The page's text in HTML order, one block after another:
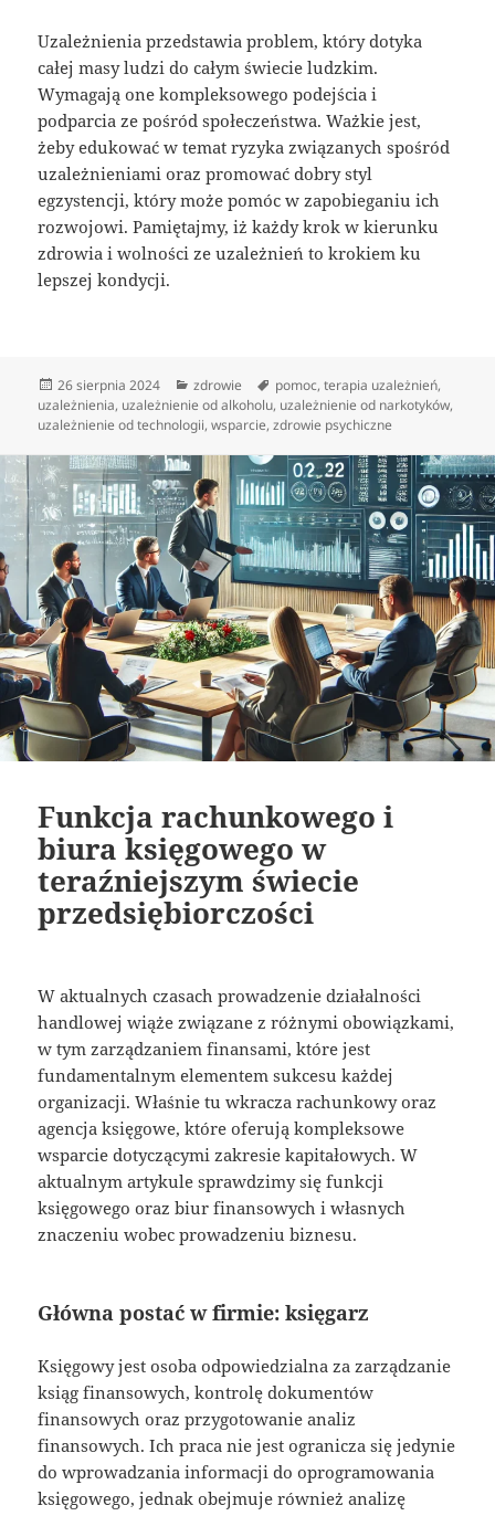
Uzależnienia przedstawia problem, który dotyka
całej masy ludzi do całym świecie ludzkim.
Wymagają one kompleksowego podejścia i
podparcia ze pośród społeczeństwa. Ważkie jest,
żeby edukować w temat ryzyka związanych spośród
uzależnieniami oraz promować dobry styl
egzystencji, który może pomóc w zapobieganiu ich
rozwojowi. Pamiętajmy, iż każdy krok w kierunku
zdrowia i wolności ze uzależnień to krokiem ku
lepszej kondycji.
Data
publikacji
26 sierpnia 2024 Kategorie
zdrowie Tagi
pomoc,terapia uzależnień,
uzależnienia, uzależnienie od alkoholu, uzależnienie od narkotyków,
uzależnienie od technologii,wsparcie,zdrowie psychiczne
Funkcja rachunkowego i
biura księgowego w
teraźniejszym świecie
przedsiębiorczości
W aktualnych czasach prowadzenie działalności
handlowej wiąże związane z różnymi obowiązkami,
w tym zarządzaniem finansami, które jest
fundamentalnym elementem sukcesu każdej
organizacji. Właśnie tu wkracza rachunkowy oraz
agencja księgowe, które oferują kompleksowe
wsparcie dotyczącymi zakresie kapitałowych. W
aktualnym artykule sprawdzimy się funkcji
księgowego oraz biur finansowych i własnych
znaczeniu wobec prowadzeniu biznesu.
Główna postać w firmie: księgarz
Księgowy jest osoba odpowiedzialna za zarządzanie
ksiąg finansowych, kontrolę dokumentów
finansowych oraz przygotowanie analiz
finansowych. Ich praca nie jest ogranicza się jedynie
do wprowadzania informacji do oprogramowania
księgowego, jednak obejmuje również analizę